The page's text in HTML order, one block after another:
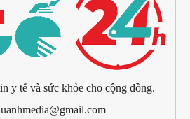
y tế và sức khỏe cho cộng đồng.